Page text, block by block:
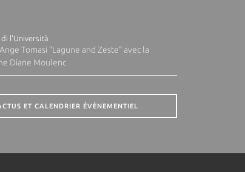
l'Università
Tomasi "Lagune and Zeste" avec la
Diane Moulenc
ET CALENDRIER ÉVÈNEMENTIEL